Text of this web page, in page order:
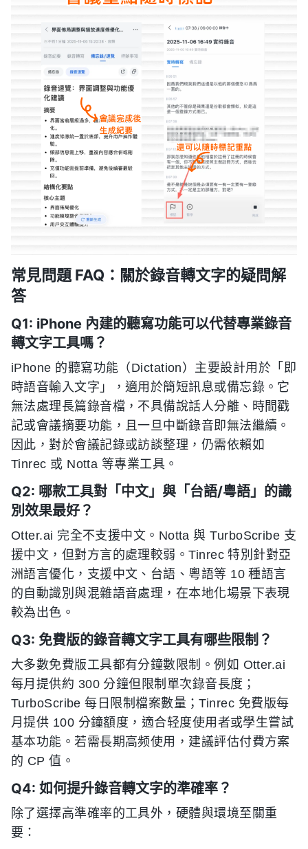
常見問題 FAQ：關於錄音轉文字的疑問解
答
Q1: iPhone 內建的聽寫功能可以代替專業錄音
轉文字工具嗎？
iPhone 的聽寫功能（Dictation）主要設計用於「即
時語音輸入文字」，適用於簡短訊息或備忘錄。它
無法處理長篇錄音檔，不具備說話人分離、時間戳
記或會議摘要功能，且一旦中斷錄音即無法繼續。
因此，對於會議記錄或訪談整理，仍需依賴如
Tinrec 或 Notta 等專業工具。
Q2: 哪款工具對「中文」與「台語/粵語」的識
別效果最好？
Otter.ai 完全不支援中文。Notta 與 TurboScribe 支
援中文，但對方言的處理較弱。Tinrec 特別針對亞
洲語言優化，支援中文、台語、粵語等 10 種語言
的自動識別與混雜語音處理，在本地化場景下表現
較為出色。
Q3: 免費版的錄音轉文字工具有哪些限制？
大多數免費版工具都有分鐘數限制。例如 Otter.ai
每月提供約 300 分鐘但限制單次錄音長度；
TurboScribe 每日限制檔案數量；Tinrec 免費版每
月提供 100 分鐘額度，適合轻度使用者或學生嘗試
基本功能。若需長期高频使用，建議評估付費方案
的 CP 值。
Q4: 如何提升錄音轉文字的準確率？
除了選擇高準確率的工具外，硬體與環境至關重
要：